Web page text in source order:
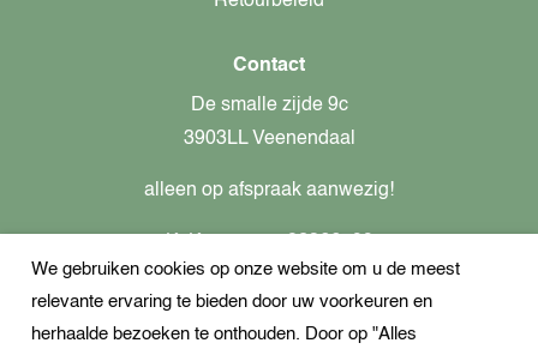
Contact
De smalle zijde 9c
3903LL Veenendaal
alleen op afspraak aanwezig!
Btw-nummer: nl862437301B01
+31621944547
We gebruiken cookies op onze website om u de meest
relevante ervaring te bieden door uw voorkeuren en
herhaalde bezoeken te onthouden. Door op "Alles